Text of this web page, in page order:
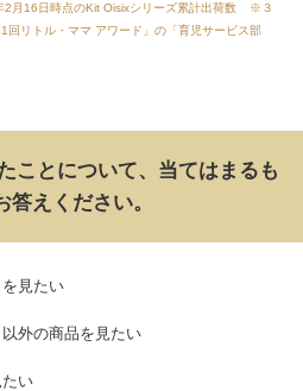
月16日時点のKit Oisixシリーズ累計出荷数
※３
1回リトル・ママ アワード」の「育児サービス部
ことについて、当てはまるも
答えください。
見たい
外の商品を見たい
い